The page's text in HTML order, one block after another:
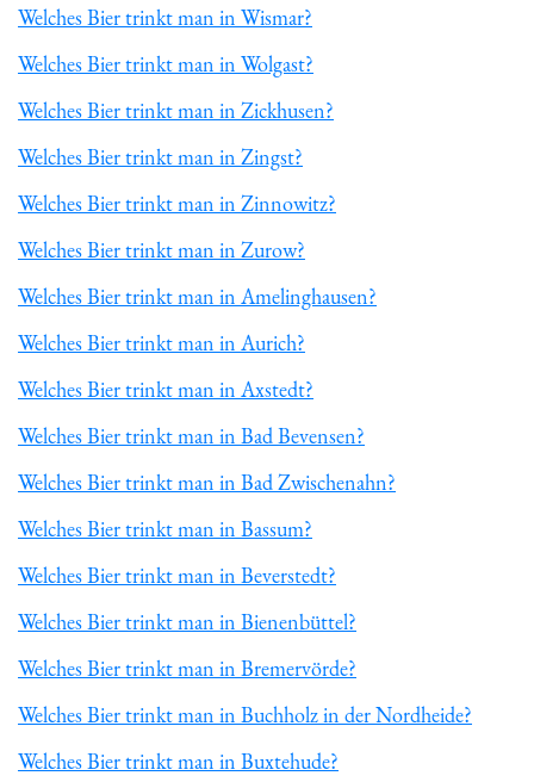
Welches Bier trinkt man in Wismar?
Welches Bier trinkt man in Wolgast?
Welches Bier trinkt man in Zickhusen?
Welches Bier trinkt man in Zingst?
Welches Bier trinkt man in Zinnowitz?
Welches Bier trinkt man in Zurow?
Welches Bier trinkt man in Amelinghausen?
Welches Bier trinkt man in Aurich?
Welches Bier trinkt man in Axstedt?
Welches Bier trinkt man in Bad Bevensen?
Welches Bier trinkt man in Bad Zwischenahn?
Welches Bier trinkt man in Bassum?
Welches Bier trinkt man in Beverstedt?
Welches Bier trinkt man in Bienenbüttel?
Welches Bier trinkt man in Bremervörde?
Welches Bier trinkt man in Buchholz in der Nordheide?
Welches Bier trinkt man in Buxtehude?